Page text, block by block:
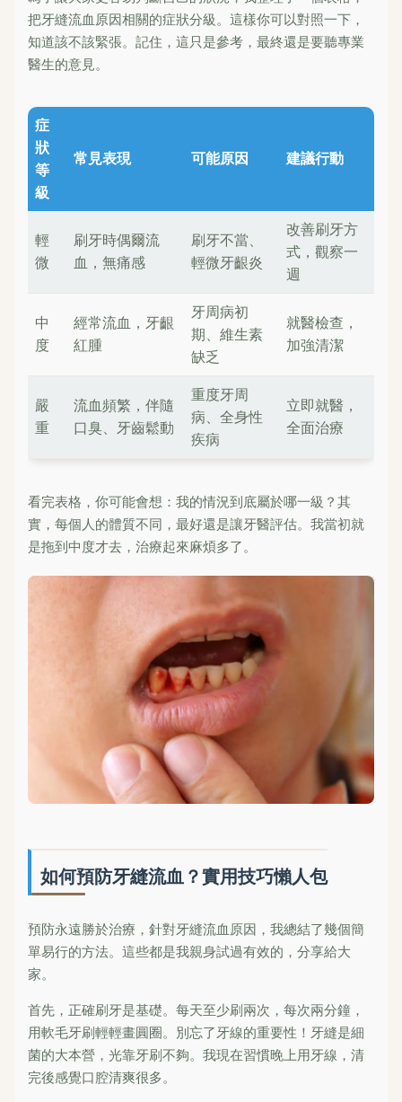
把牙縫流血原因相關的症狀分級。這樣你可以對照一下，
知道該不該緊張。記住，這只是參考，最終還是要聽專業
醫生的意見。
症
狀
等
級
常見表現 可能原因 建議行動
輕
微
刷牙時偶爾流
血，無痛感
刷牙不當、
輕微牙齦炎
改善刷牙方
式，觀察一
週
中
度
經常流血，牙齦
紅腫
牙周病初
期、維生素
缺乏
就醫檢查，
加強清潔
嚴
重
流血頻繁，伴隨
口臭、牙齒鬆動
重度牙周
病、全身性
疾病
立即就醫，
全面治療
看完表格，你可能會想：我的情況到底屬於哪一級？其
實，每個人的體質不同，最好還是讓牙醫評估。我當初就
是拖到中度才去，治療起來麻煩多了。
如何預防牙縫流血？實用技巧懶人包
預防永遠勝於治療，針對牙縫流血原因，我總結了幾個簡
單易行的方法。這些都是我親身試過有效的，分享給大
家。
首先，正確刷牙是基礎。每天至少刷兩次，每次兩分鐘，
用軟毛牙刷輕輕畫圓圈。別忘了牙線的重要性！牙縫是細
菌的大本營，光靠牙刷不夠。我現在習慣晚上用牙線，清
完後感覺口腔清爽很多。